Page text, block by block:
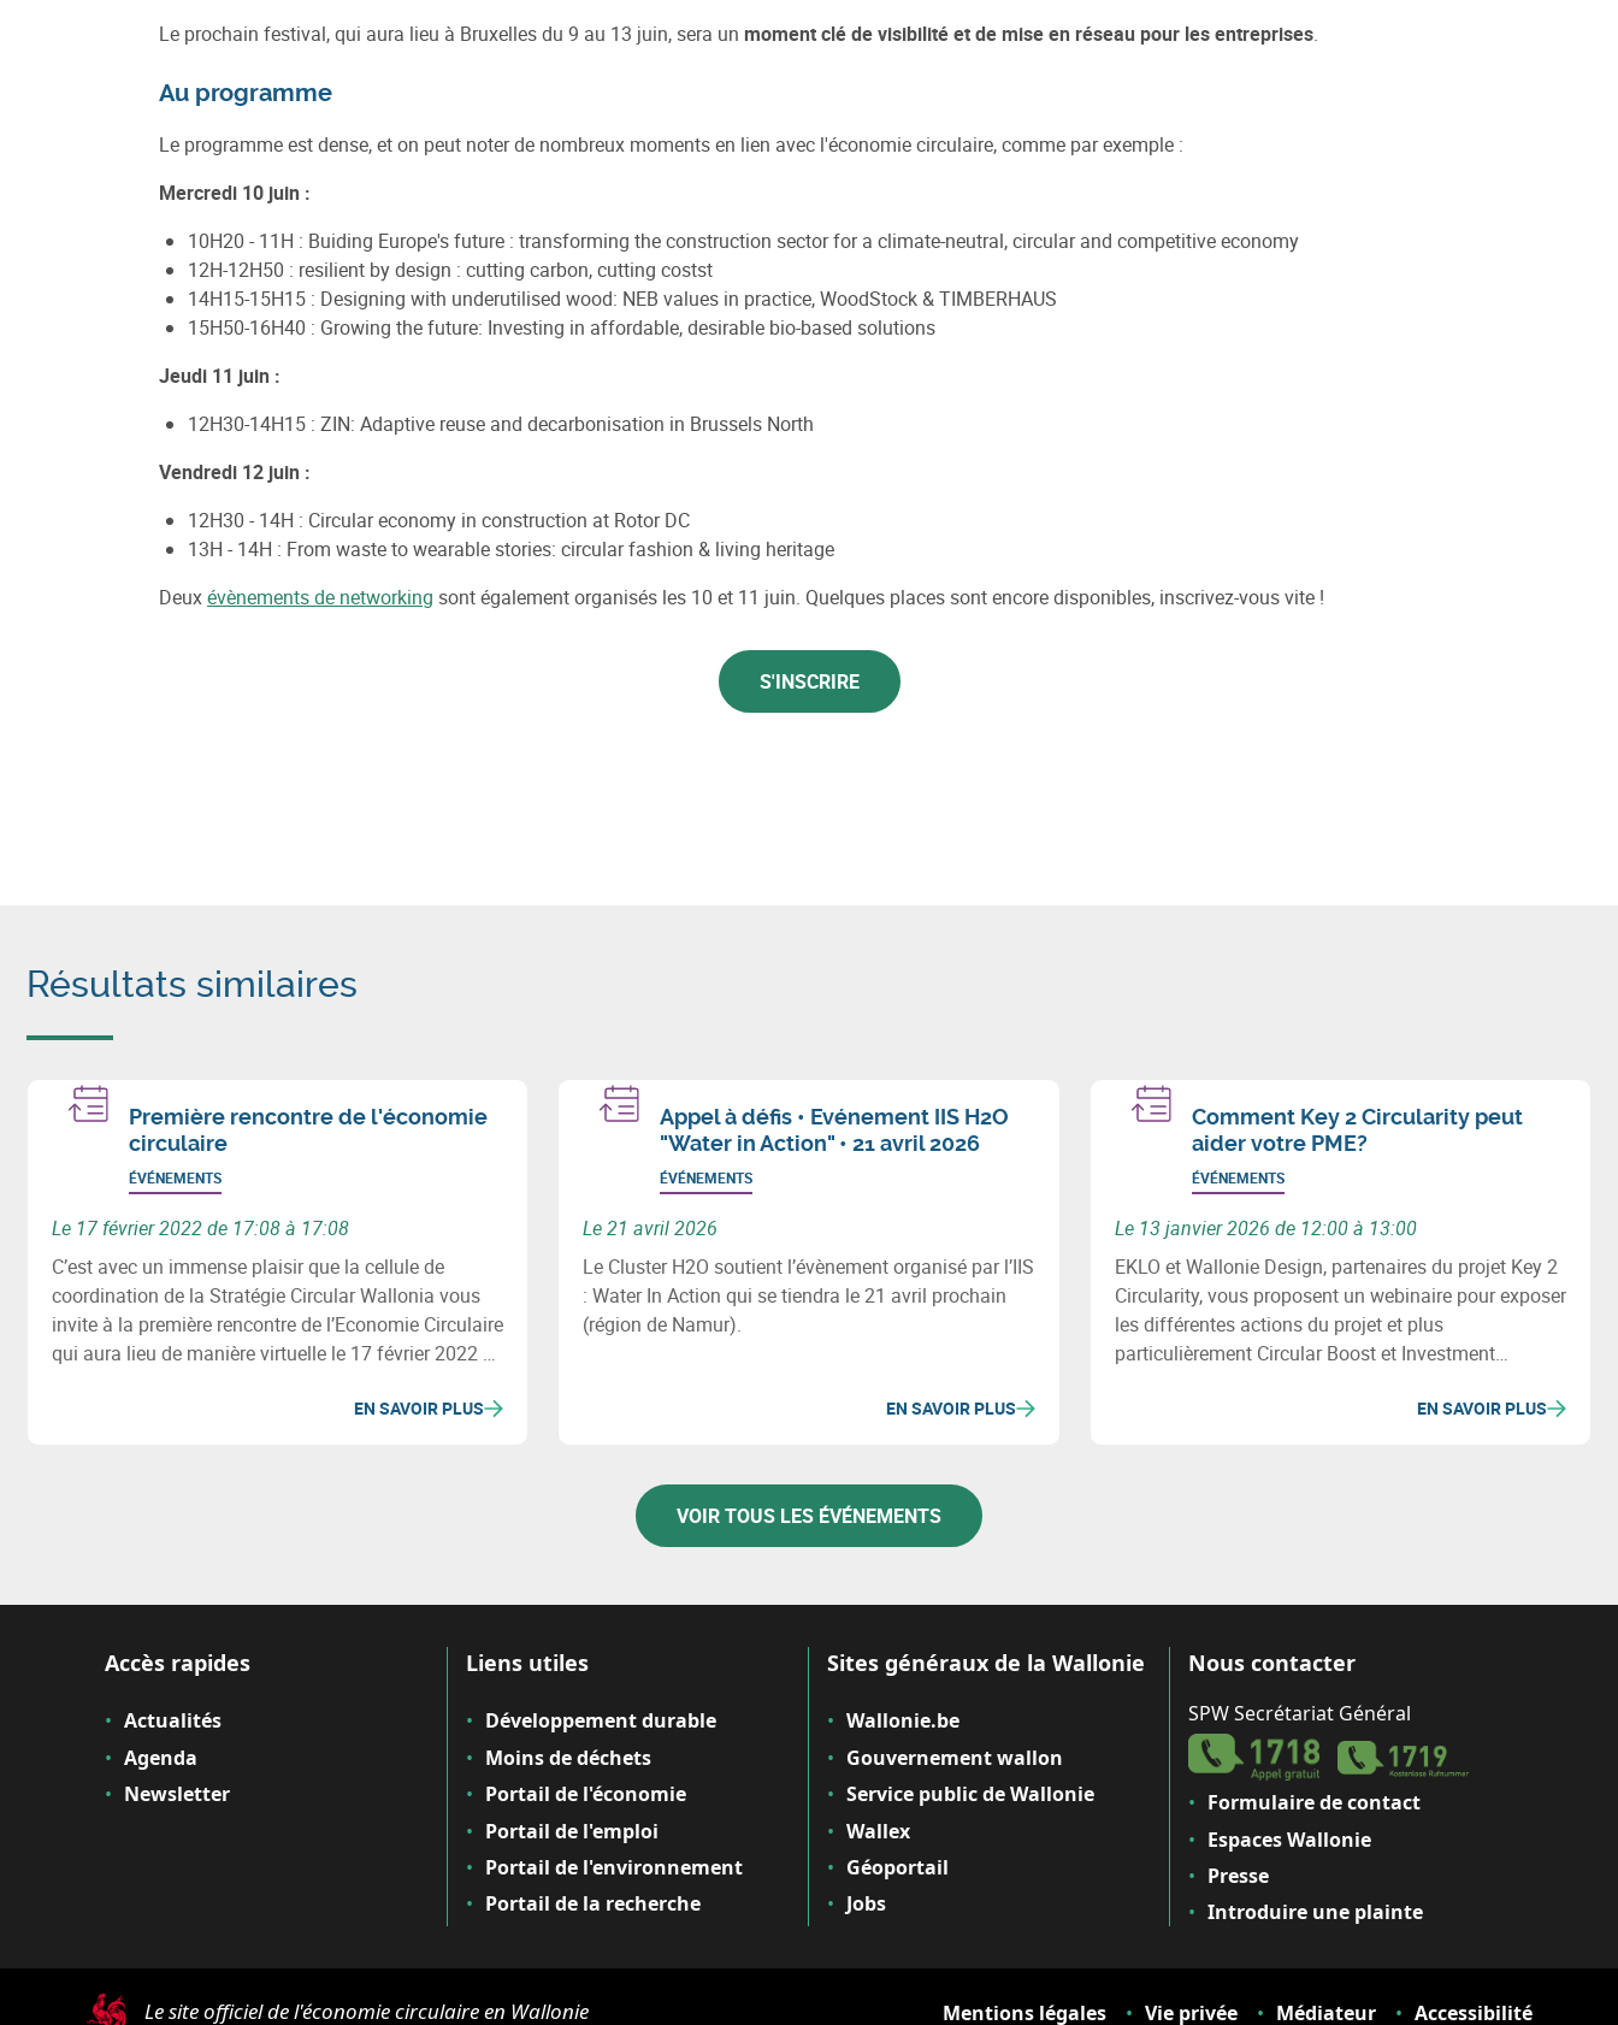
Le prochain festival, qui aura lieu à Bruxelles du 9 au 13 juin, sera un moment clé de visibilité et de mise en réseau pour les entreprises.
Au programme
Le programme est dense, et on peut noter de nombreux moments en lien avec l'économie circulaire, comme par exemple :
Mercredi 10 juin :
10H20 - 11H : Buiding Europe's future : transforming the construction sector for a climate-neutral, circular and competitive economy
12H-12H50 : resilient by design : cutting carbon, cutting costst
14H15-15H15 : Designing with underutilised wood: NEB values in practice, WoodStock & TIMBERHAUS
15H50-16H40 : Growing the future: Investing in affordable, desirable bio-based solutions
Jeudi 11 juin :
12H30-14H15 : ZIN: Adaptive reuse and decarbonisation in Brussels North
Vendredi 12 juin :
12H30 - 14H : Circular economy in construction at Rotor DC
13H - 14H : From waste to wearable stories: circular fashion & living heritage
Deuxévènements de networking sont également organisés les 10 et 11 juin. Quelques places sont encore disponibles, inscrivez-vous vite !
S'INSCRIRE
Résultats similaires
Première rencontre de l'économie
circulaire
ÉVÉNEMENTS
Le 17 février 2022 de 17:08 à 17:08
C’est avec un immense plaisir que la cellule de
coordination de la Stratégie Circular Wallonia vous
invite à la première rencontre de l’Economie Circulaire
qui aura lieu de manière virtuelle le 17 février 2022 de
EN SAVOIR PLUS
Appel à défis • Evénement IIS H2O
"Water in Action" • 21 avril 2026
ÉVÉNEMENTS
Le 21 avril 2026
Le Cluster H2O soutient l’évènement organisé par l’IIS
: Water In Action qui se tiendra le 21 avril prochain
(région de Namur).
EN SAVOIR PLUS
Comment Key 2 Circularity peut
aider votre PME?
ÉVÉNEMENTS
Le 13 janvier 2026 de 12:00 à 13:00
EKLO et Wallonie Design, partenaires du projet Key 2
Circularity, vous proposent un webinaire pour exposer
les différentes actions du projet et plus
particulièrement Circular Boost et Investment
EN SAVOIR PLUS
VOIR TOUS LES ÉVÉNEMENTS
Accès rapides
Actualités
Agenda
Newsletter
Liens utiles
Développement durable
Moins de déchets
Portail de l'économie
Portail de l'emploi
Portail de l'environnement
Portail de la recherche
Sites généraux de la Wallonie
Wallonie.be
Gouvernement wallon
Service public de Wallonie
Wallex
Géoportail
Jobs
Nous contacter
SPW Secrétariat Général
Formulaire de contact
Espaces Wallonie
Presse
Introduire une plainte
Le site officiel de l'économie circulaire en Wallonie Mentions légales Vie privée Médiateur Accessibilité